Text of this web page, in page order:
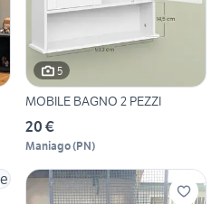
5
MOBILE BAGNO 2 PEZZI
20 €
Maniago(PN)